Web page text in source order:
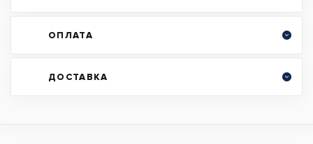
ОПЛАТА
ДОСТАВКА